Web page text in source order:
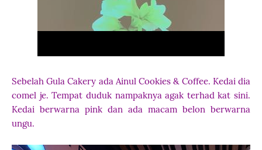
Sebelah Gula Cakery ada Ainul Cookies & Coffee. Kedai dia
comel je. Tempat duduk nampaknya agak terhad kat sini.
Kedai berwarna pink dan ada macam belon berwarna
ungu.